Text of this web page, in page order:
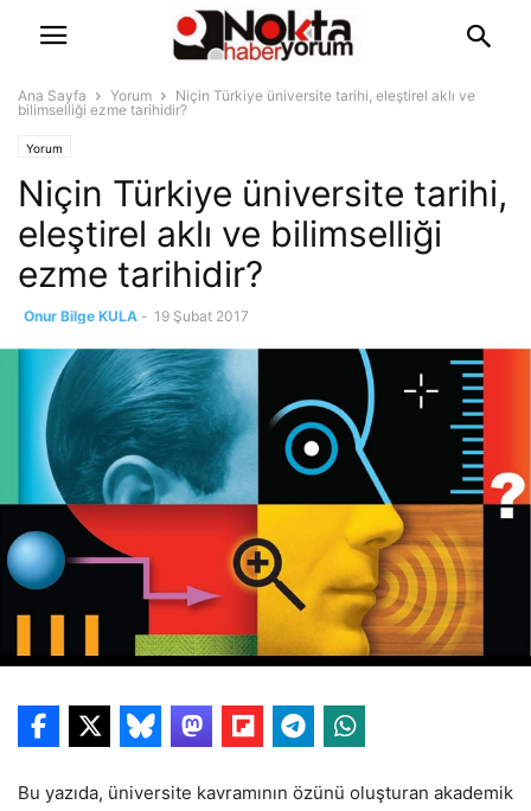
Ana Sayfa Yorum
Niçin Türkiye üniversite tarihi, eleştirel aklı ve
bilimselliği ezme tarihidir?
Yorum
Niçin Türkiye üniversite tarihi,
eleştirel aklı ve bilimselliği
ezme tarihidir?
Onur Bilge KULA - 19 Şubat 2017
Bu yazıda, üniversite kavramının özünü oluşturan akademik